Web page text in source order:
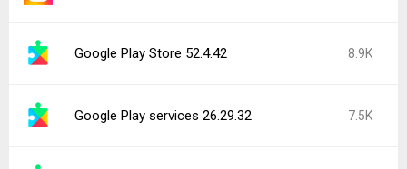
Google Play Store 52.4.42 8.9K
Google Play services 26.29.32 7.5K